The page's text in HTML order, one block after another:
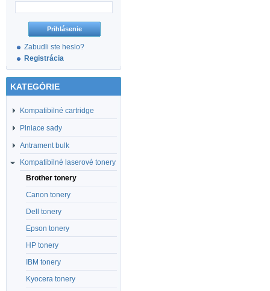
Zabudli ste heslo?
Registrácia
KATEGÓRIE
Kompatibilné cartridge
Plniace sady
Antrament bulk
Kompatibilné laserové tonery
Brother tonery
Canon tonery
Dell tonery
Epson tonery
HP tonery
IBM tonery
Kyocera tonery